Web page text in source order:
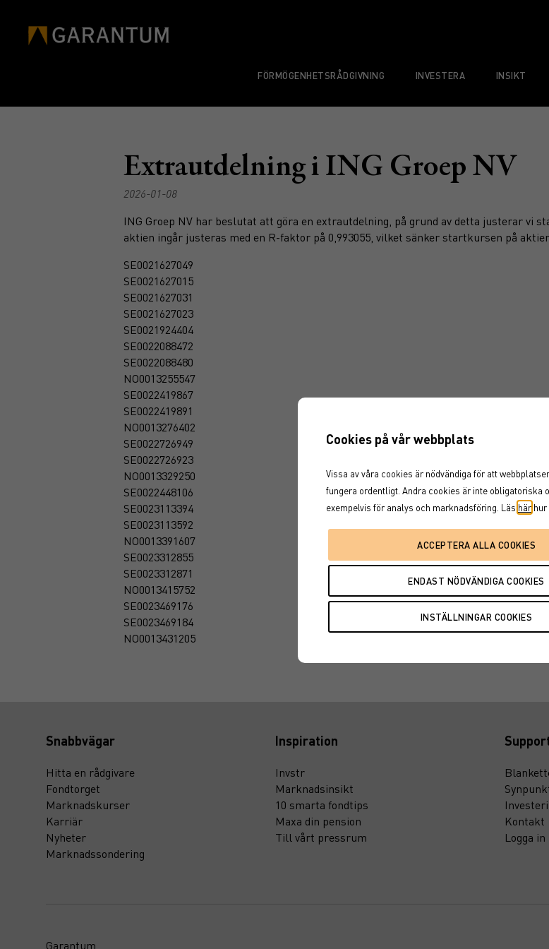
FÖRMÖGENHETSRÅDGIVNING INVESTERA INSIKT
Extrautdelning i ING Groep NV
2026-01-08
ING Groep NV har beslutat att göra en extrautdelning, på grund av detta justerar vi
aktien ingår justeras med en R-faktor på 0,993055, vilket sänker startkursen på
SE0021627049
SE0021627015
SE0021627031
SE0021627023
SE0021924404
SE0022088472
SE0022088480
NO0013255547
SE0022419867
SE0022419891
NO0013276402
SE0022726949
SE0022726923
NO0013329250
SE0022448106
SE0023113394
SE0023113592
NO0013391607
SE0023312855
SE0023312871
NO0013415752
SE0023469176
SE0023469184
NO0013431205
Snabbvägar
Hitta en rådgivare
Fondtorget
Marknadskurser
Karriär
Nyheter
Marknadssondering
Inspiration
Invstr
Marknadsinsikt
10 smarta fondtips
Maxa din pension
Till vårt pressrum
Kontakt
Logga in
Garantum
Cookies på vår webbplats
Vissa av våra cookies är nödvändiga för att
fungera ordentligt. Andra cookies är inte obligatoriska
exempelvis för analys och marknadsföring. Läs här